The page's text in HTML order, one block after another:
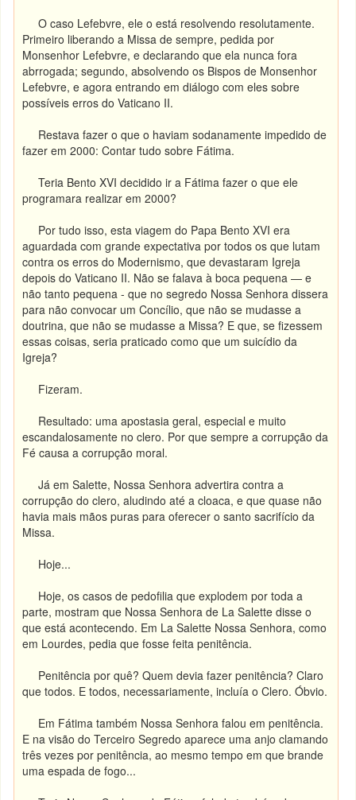
O caso Lefebvre, ele o está resolvendo resolutamente.
Primeiro liberando a Missa de sempre, pedida por
Monsenhor Lefebvre, e declarando que ela nunca fora
abrrogada; segundo, absolvendo os Bispos de Monsenhor
Lefebvre, e agora entrando em diálogo com eles sobre
possíveis erros do Vaticano II.
Restava fazer o que o haviam sodanamente impedido de
fazer em 2000: Contar tudo sobre Fátima.
Teria Bento XVI decidido ir a Fátima fazer o que ele
programara realizar em 2000?
Por tudo isso, esta viagem do Papa Bento XVI era
aguardada com grande expectativa por todos os que lutam
contra os erros do Modernismo, que devastaram Igreja
depois do Vaticano II. Não se falava à boca pequena — e
não tanto pequena - que no segredo Nossa Senhora dissera
para não convocar um Concílio, que não se mudasse a
doutrina, que não se mudasse a Missa? E que, se fizessem
essas coisas, seria praticado como que um suicídio da
Igreja?
Fizeram.
Resultado: uma apostasia geral, especial e muito
escandalosamente no clero. Por que sempre a corrupção da
Fé causa a corrupção moral.
Já em Salette, Nossa Senhora advertira contra a
corrupção do clero, aludindo até a cloaca, e que quase não
havia mais mãos puras para oferecer o santo sacrifício da
Missa.
Hoje...
Hoje, os casos de pedofilia que explodem por toda a
parte, mostram que Nossa Senhora de La Salette disse o
que está acontecendo. Em La Salette Nossa Senhora, como
em Lourdes, pedia que fosse feita penitência.
Penitência por quê? Quem devia fazer penitência? Claro
que todos. E todos, necessariamente, incluía o Clero. Óbvio.
Em Fátima também Nossa Senhora falou em penitência.
E na visão do Terceiro Segredo aparece uma anjo clamando
três vezes por penitência, ao mesmo tempo em que brande
uma espada de fogo...